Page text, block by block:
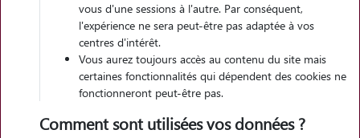
MALE
vous d'une sessions à l'autre. Par conséquent,
l'expérience ne sera peut-être pas adaptée à vos
centres d'intérêt.
Vous aurez toujours accès au contenu du site mais
certaines fonctionnalités qui dépendent des cookies ne
fonctionneront peut-être pas.
Comment sont utilisées vos données ?